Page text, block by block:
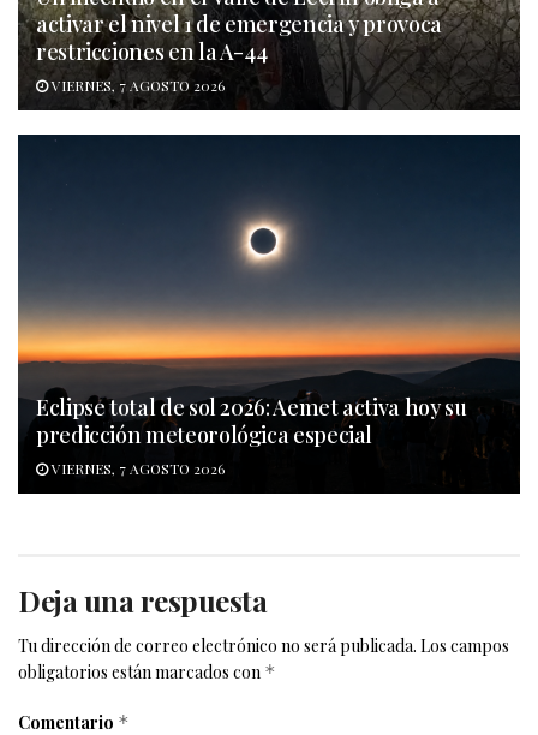
activar el nivel 1 de emergencia y provoca
restricciones en la A-44
VIERNES, 7 AGOSTO 2026
Eclipse total de sol 2026: Aemet activa hoy su
predicción meteorológica especial
VIERNES, 7 AGOSTO 2026
Deja una respuesta
Tu dirección de correo electrónico no será publicada. Los campos
obligatorios están marcados con *
Comentario *